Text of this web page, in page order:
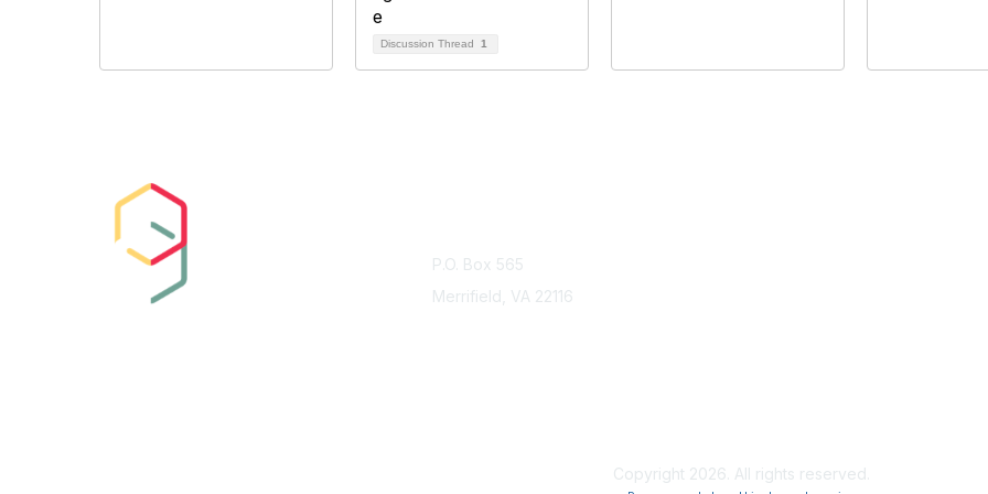
Discussion Thread 1
P.O. Box 565
Merrifield, VA 22116
Copyright 2026. All rights reserved.